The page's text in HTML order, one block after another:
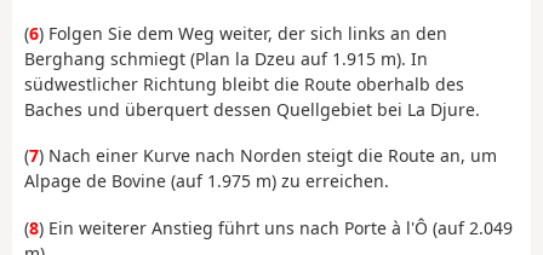
(6) Folgen Sie dem Weg weiter, der sich links an den
Berghang schmiegt (Plan la Dzeu auf 1.915 m). In
südwestlicher Richtung bleibt die Route oberhalb des
Baches und überquert dessen Quellgebiet bei La Djure.
(7) Nach einer Kurve nach Norden steigt die Route an, um
Alpage de Bovine (auf 1.975 m) zu erreichen.
(8) Ein weiterer Anstieg führt uns nach Porte à l'Ô (auf 2.049